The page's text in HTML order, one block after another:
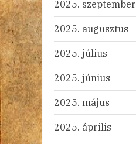
2025. szeptember
2025. augusztus
2025. július
2025. június
2025. május
2025. április